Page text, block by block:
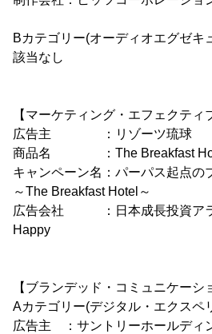
Bカテゴリー(オーディオエグゼキ
該当なし
【マーケティング・エフェクティ
広告主 ：リゾーツ琉球
商品名 ：The Breakfast
キャンペーン名：パーパス起点の
～The Breakfast Hotel～
広告会社 ：日本成長投資アラ
Happy
【ブランデッド・コミュニケーシ
Aカテゴリー(デジタル・エクスペ
広告主 ：サントリーホールディ